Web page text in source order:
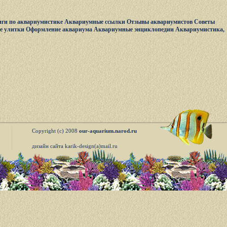
по аквариумистике Аквариумные ссылки Отзывы аквариумистов Советы
улитки Оформление аквариума Аквариумные энциклопедии Аквариумистика,
Copyright (c) 2008 our-aquarium.narod.ru
дизайн сайта karik-design(a)mail.ru